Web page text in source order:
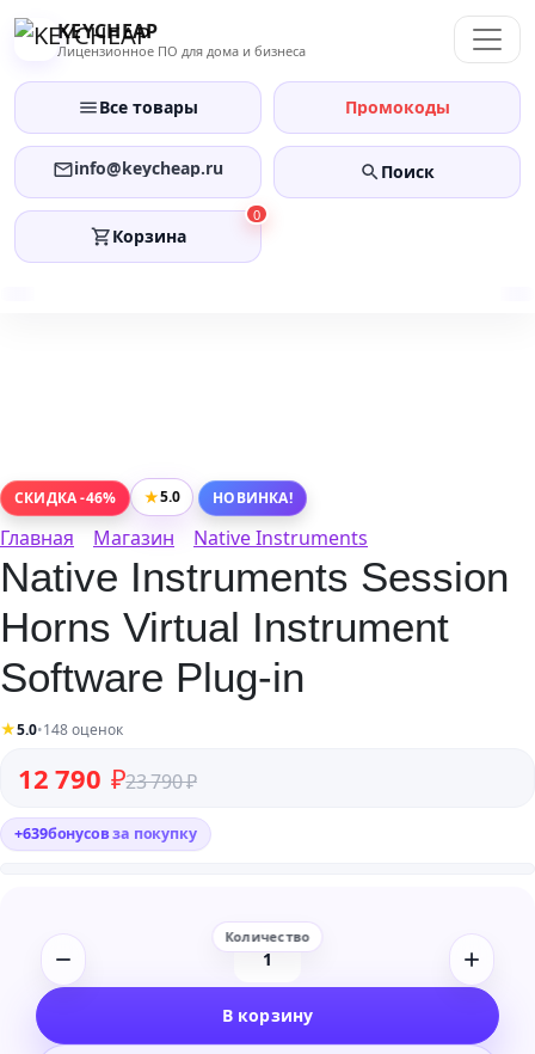
Перейти
KEYCHEAP
Лицензионное ПО для дома и бизнеса
Все товары Промокоды
info@keycheap.ru Поиск
0
Корзина
СКИДКА -46% ★5.0 НОВИНКА!
Главная Магазин Native Instruments
Native Instruments Session
Horns Virtual Instrument
Software Plug-in
★5.0•148 оценок
23 790₽
Первоначальная цена составляла 23 790 ₽.
12 790 ₽
Текущая цена: 12 790 ₽.
+639бонусовза покупку
Количество
Native
В корзину